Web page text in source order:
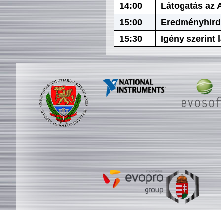
14:00
Látogatás az
15:00
15:30
Igény szerint